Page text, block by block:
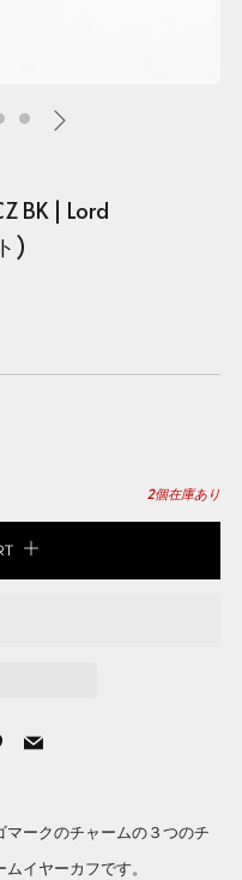
BK | Lord
)
2個在庫あり
Pinterest
Email
ークのチャームの３つのチ
イヤーカフです。